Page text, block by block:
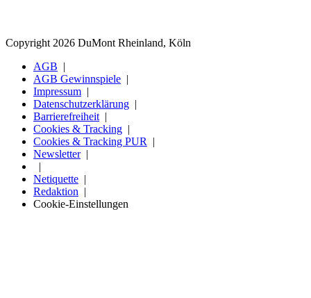
Copyright 2026 DuMont Rheinland, Köln
AGB
AGB Gewinnspiele
Impressum
Datenschutzerklärung
Barrierefreiheit
Cookies & Tracking
Cookies & Tracking PUR
Newsletter
Netiquette
Redaktion
Cookie-Einstellungen